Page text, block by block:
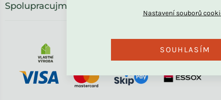
SOUHLASÍM
Spolupracujme